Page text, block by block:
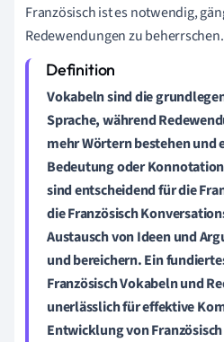
Französisch ist es notwendig,
Redewendungen zu beherrschen.
Vokabeln sind die
Sprache, während
mehr Wörtern bestehen und
Bedeutung oder
sind entscheidend für die
dieFranzösisch
Austausch von Ideen und
und bereichern. Ein
Französisch Vokabeln und
unerlässlich für effektive
Entwicklung von